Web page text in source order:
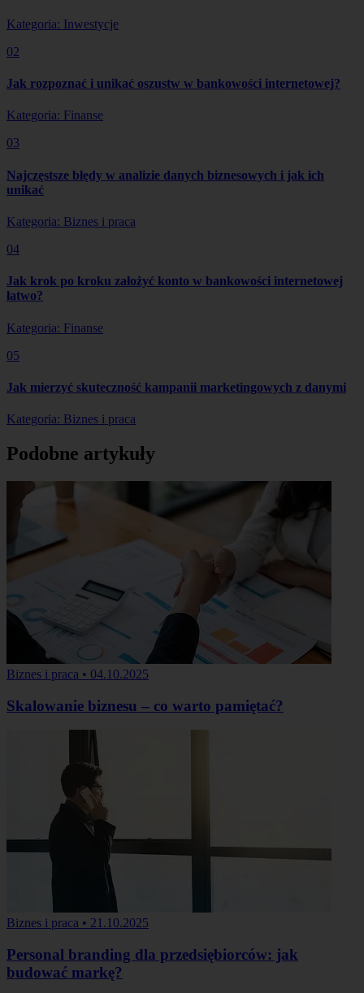
Kategoria: Inwestycje
02
Jak rozpoznać i unikać oszustw w bankowości internetowej?
Kategoria: Finanse
03
Najczęstsze błędy w analizie danych biznesowych i jak ich
unikać
Kategoria: Biznes i praca
04
Jak krok po kroku założyć konto w bankowości internetowej
łatwo?
Kategoria: Finanse
05
Jak mierzyć skuteczność kampanii marketingowych z danymi
Kategoria: Biznes i praca
Podobne artykuły
Biznes i praca • 04.10.2025
Skalowanie biznesu – co warto pamiętać?
Biznes i praca • 21.10.2025
Personal branding dla przedsiębiorców: jak
budować markę?